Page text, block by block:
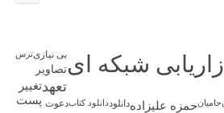
شبکه ایبی نیازیترس
تصاویر
تعهدتغییر
حامیانحمزه علیزادهدانلوددانلود کتابدعوت پست